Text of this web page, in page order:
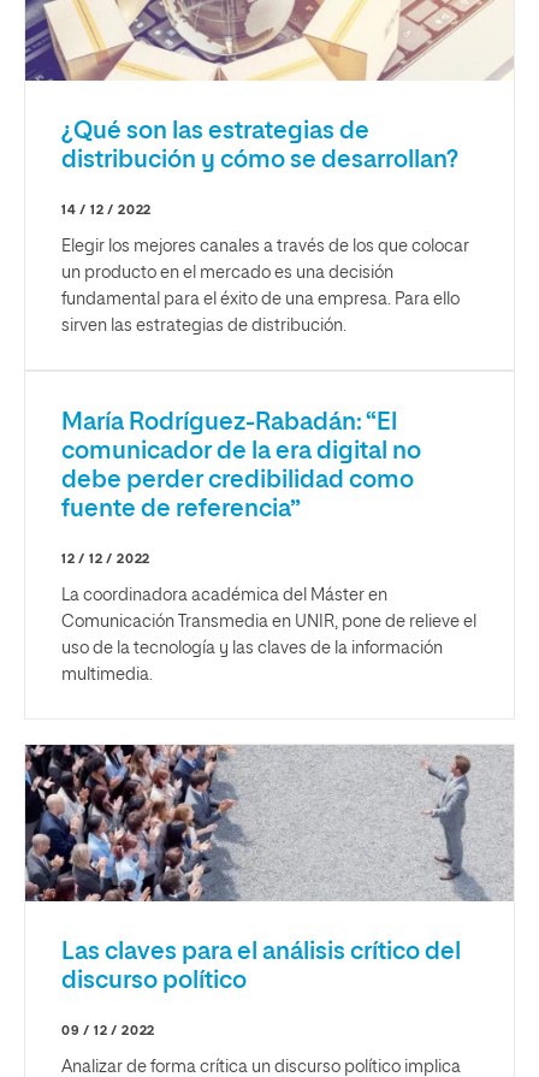
¿Qué son las estrategias de
distribución y cómo se desarrollan?
14 / 12 / 2022
Elegir los mejores canales a través de los que colocar
un producto en el mercado es una decisión
fundamental para el éxito de una empresa. Para ello
sirven las estrategias de distribución.
María Rodríguez-Rabadán: “El
comunicador de la era digital no
debe perder credibilidad como
fuente de referencia”
12 / 12 / 2022
La coordinadora académica del Máster en
Comunicación Transmedia en UNIR, pone de relieve el
uso de la tecnología y las claves de la información
multimedia.
Las claves para el análisis crítico del
discurso político
09 / 12 / 2022
Analizar de forma crítica un discurso político implica